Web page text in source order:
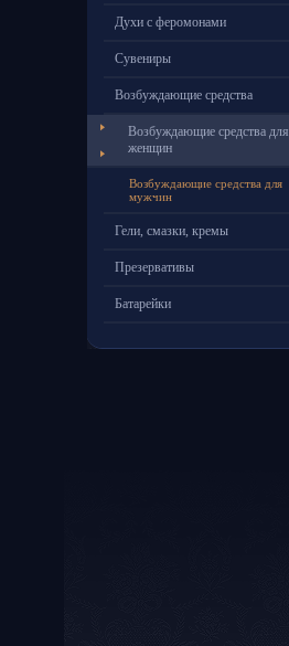
Духи с феромонами
Сувениры
Возбуждающие средства
Возбуждающие средства для
женщин
Возбуждающие средства для
мужчин
Гели, смазки, кремы
Презервативы
Батарейки